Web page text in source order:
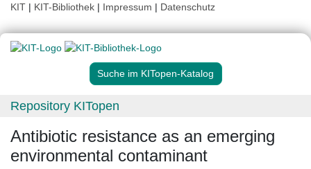
KIT | KIT-Bibliothek | Impressum | Datenschutz
Suche im KITopen-Katalog
Repository KITopen
Antibiotic resistance as an emerging
environmental contaminant